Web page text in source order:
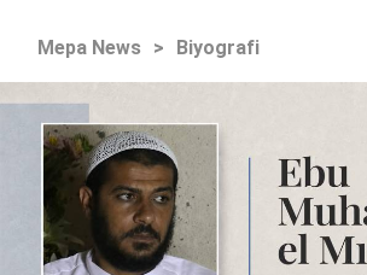
Mepa News > Biyografi